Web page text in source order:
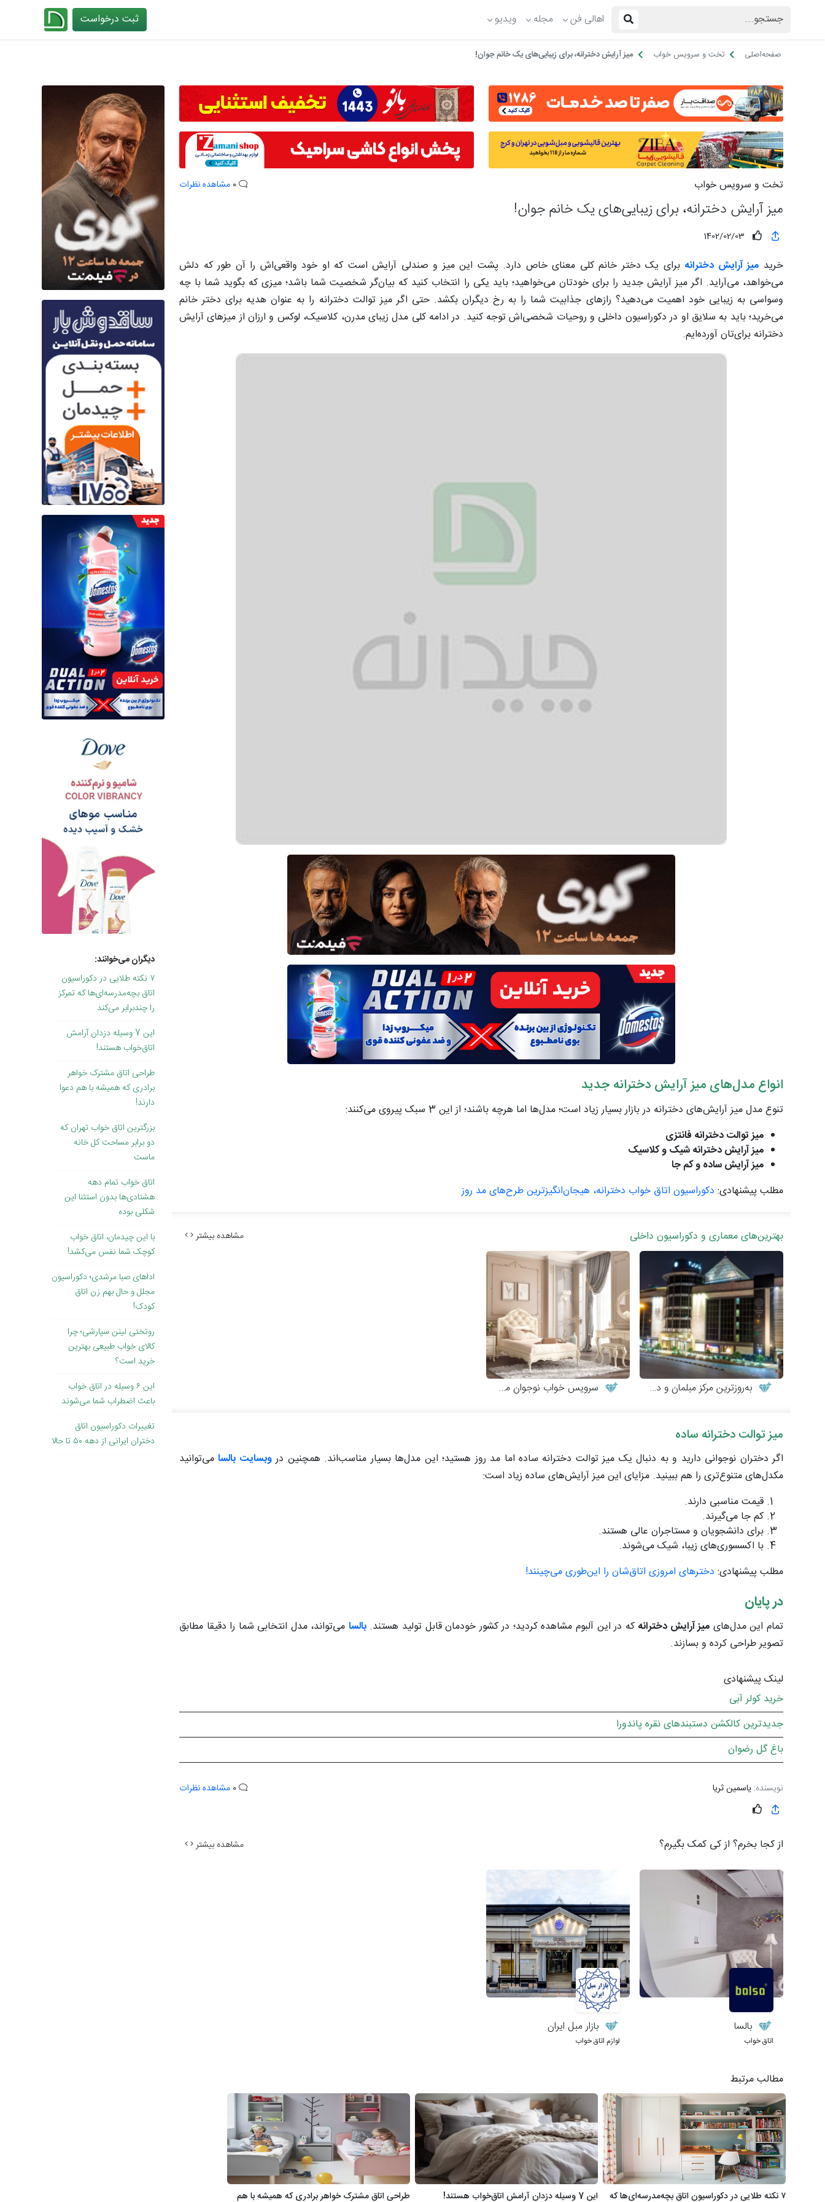
اهالی فن مجله ویدیو ثبت درخواست
صفحه‌اصلی تخت و سرویس خواب میز آرایش دخترانه، برای زیبایی‌های یک خانم جوان!
تخت و سرویس خواب مشاهده نظرات
میز آرایش دخترانه، برای زیبایی‌های یک خانم جوان!
1402/02/03
خرید میز آرایش دخترانه برای یک دختر خانم کلی معنای خاص دارد. پشت این میز و صندلی آرایش است که او خود واقعی‌اش را آن طور که دلش
می‌خواهد، می‌آراید. اگر میز آرایش جدید را برای خودتان می‌خواهید؛ باید یکی را انتخاب کنید که بیان‌گر شخصیت شما باشد؛ میزی که بگوید شما با چه
وسواسی به زیبایی خود اهمیت می‌دهید؟ رازهای جذابیت شما را به رخ دیگران بکشد. حتی اگر میز توالت دخترانه را به عنوان هدیه برای دختر خانم
می‌خرید؛ باید به سلایق او در دکوراسیون داخلی و روحیات شخصی‌اش توجه کنید. در ادامه کلی مدل زیبای مدرن، کلاسیک، لوکس و ارزان از میزهای آرایش
دخترانه برای‌تان آورده‌ایم.
انواع مدل‌های میز آرایش دخترانه جدید
تنوع مدل میز آرایش‌های دخترانه در بازار بسیار زیاد است؛ مدل‌ها اما هرچه باشند؛ از این 3 سبک پیروی می‌کنند:
میز توالت دخترانه فانتزی
میز آرایش دخترانه شیک و کلاسیک
میز آرایش ساده و کم جا
مطلب پیشنهادی: دکوراسیون اتاق خواب دخترانه، هیجان‌انگیز‌ترین طرح‌های مد روز
بهترین‌های معماری و دکوراسیون داخلی مشاهده بیشتر
به‌روزترین مرکز مبلمان و دکوراسیون سرویس خواب نوجوان مدل کاترینا
میز توالت دخترانه ساده
اگر دختران نوجوانی دارید و به دنبال یک میز توالت دخترانه ساده اما مد روز هستید؛ این مدل‌ها بسیار مناسب‌اند. همچنین دروبسایت بالسامی‌توانید
مکدل‌های متنوع‌تری را هم ببینید. مزایای این میز آرایش‌های ساده زیاد است:
قیمت مناسبی دارند.
کم جا می‌گیرند.
برای دانشجویان و مستاجران عالی هستند.
با اکسسوری‌های زیبا، شیک می‌شوند.
مطلب پیشنهادی: دخترهای امروزی اتاق‌شان را این‌طوری می‌چینند!
در پایان
تمام این مدل‌های میز آرایش دخترانه که در این آلبوم مشاهده کردید؛ در کشور خودمان قابل تولید هستند.بالسا می‌تواند، مدل انتخابی شما را دقیقا مطابق
تصویر طراحی کرده و بسازند.
لینک پیشنهادی
خرید کولر آبی
جدیدترین کالکشن دستبندهای نقره پاندورا
باغ گل رضوان
نویسنده: یاسمین ثریا مشاهده نظرات
از کجا بخرم؟ از کی کمک بگیرم؟ مشاهده بیشتر
بالسا
اتاق خواب
بازار مبل ایران
لوازم اتاق خواب
مطالب مرتبط
۷ نکته طلایی در دکوراسیون اتاق بچه‌مدرسه‌ای‌ها که این 7 وسیله دزدان آرامش اتاق‌خواب هستند! طراحی اتاق مشترک خواهر برادری که همیشه با هم
دیگران می‌خوانند:
۷ نکته طلایی در دکوراسیون
اتاق بچه‌مدرسه‌ای‌ها که تمرکز
را چندبرابر می‌کند
این 7 وسیله دزدان آرامش
اتاق‌خواب هستند!
طراحی اتاق مشترک خواهر
برادری که همیشه با هم دعوا
دارند!
بزرگترین اتاق خواب تهران که
دو برابر مساحت کل خانه
ماست
اتاق خواب تمام دهه
هشتادی‌ها بدون استثنا این
شکلی بوده
با این چیدمان، اتاق خواب
کوچک شما نفس می‌کشد!
اداهای صبا مرشدی؛ دکوراسیون
مجلل و حال بهم زن اتاق
کودک!
روتختی لینن سپارشی؛ چرا
کالای خواب طبیعی بهترین
خرید است؟
این ۶ وسیله در اتاق خواب
باعث اضطراب شما می‌شوند
تغییرات دکوراسیون اتاق
دختران ایرانی از دهه ۵۰ تا حالا